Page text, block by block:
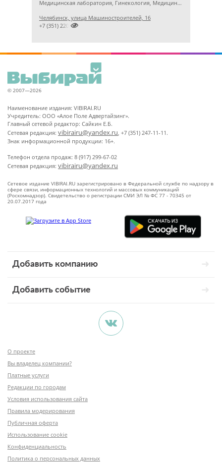
Медицинская лаборатория, Гинекология, Медицинский центр
Челябинск, улица Машиностроителей, 16

+7 (351) 2201031
© 2007—2026
Наименование издания: VIBIRAI.RU
Учредитель: ООО «Алое Поле Адвертайзинг».
Главный сетевой редактор: Сайкин Е.Б.
Сетевая редакция: vibirairu@yandex.ru, +7 (351) 247-11-11.
Знак информационной продукции: 16+.
Телефон отдела продаж: 8 (917) 299-67-02
Сетевая редакция: vibirairu@yandex.ru
Сетевое издание VIBIRAI.RU зарегистрировано в Федеральной службе по надзору в
сфере связи, информационных технологий и массовых коммуникаций
(Роскомнадзор). Свидетельство о регистрации СМИ ЭЛ № ФС 77 - 70345 от
20.07.2017 года
Добавить компанию
Добавить событие
О проекте
Вы владелец компании?
Платные услуги
Редакции по городам
Условия использования сайта
Правила модерирования
Публичная оферта
Использование cookie
Конфиденциальность
Политика о персональных данных